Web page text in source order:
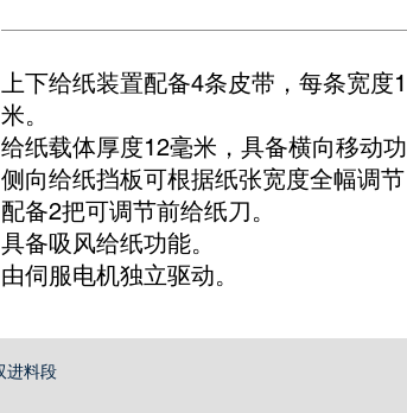
上下给纸装置配备4条皮带，每条宽度
米。
给纸载体厚度12毫米，具备横向移动
侧向给纸挡板可根据纸张宽度全幅调
配备2把可调节前给纸刀。
具备吸风给纸功能。
由伺服电机独立驱动。